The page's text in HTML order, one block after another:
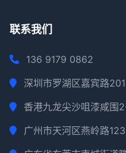
联系我们
136 9179 0862
深圳市罗湖区嘉宾路
香港九龙尖沙咀漆咸围
广州市天河区燕岭路